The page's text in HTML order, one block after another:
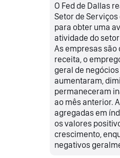
O Fed de Dallas
Setor de
para obter uma
atividade do
As empresas são
receita, o
geral de
aumentaram,
permaneceram
ao mês anterior.
agregadas em
os valores
crescimento,
negativos